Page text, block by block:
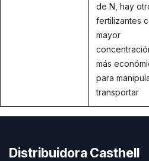
de N, hay
fertilizantes
mayor
más
para
transportar
Distribuidora Casthell